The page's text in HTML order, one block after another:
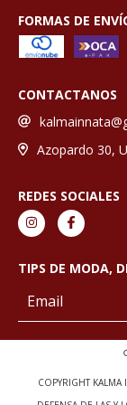
FORMAS DE
CONTACTANOS
Azopardo 30,
REDES SOCIALES
TIPS DE MODA,
COPYRIGHT